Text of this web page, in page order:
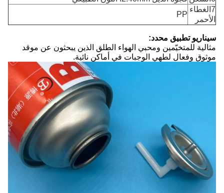
7الغطاء
الأحمر
PP
سيناريو تطبيق محدد:
مثالية للمتخيّمين ومحبي الهواء الطلق الذين يبحثون عن موقد
موثوق وفعال لطهي الوجبات في أماكن نائية.